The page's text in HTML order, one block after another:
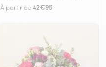
À partir de42€95